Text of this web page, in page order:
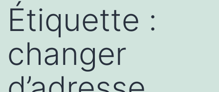
Étiquette :
changer